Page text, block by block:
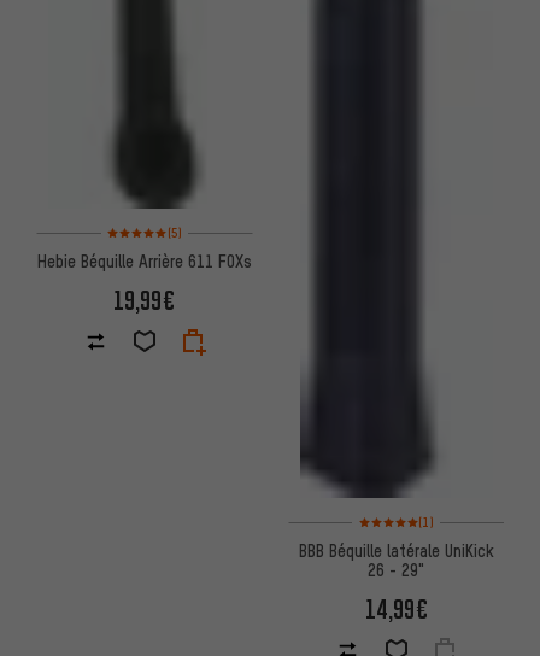
Note moyenne : 5 sur 5 d'après 5 avis
(5)
Hebie Béquille Arrière 611 FOXs
19,99€
Note moyenne : 5 sur 5
(1)
BBB Béquille latérale UniKick
26 - 29"
14,99€